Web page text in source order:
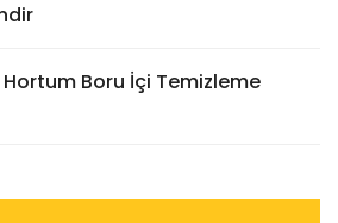
Boru İçi Temizleme